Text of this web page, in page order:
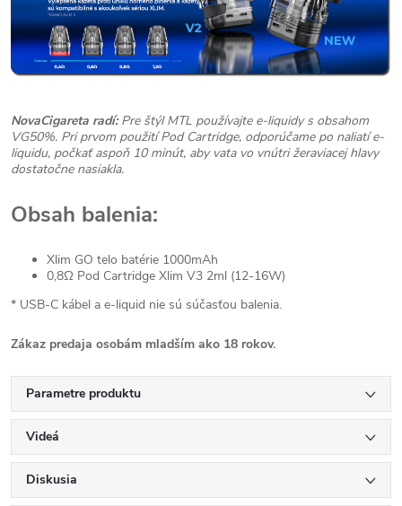
NovaCigareta radí:Pre štýl MTL používajte e-liquidy s obsahom
VG50%. Pri prvom použití Pod Cartridge, odporúčame po naliatí e-
liquidu, počkať aspoň 10 minút, aby vata vo vnútri žeraviacej hlavy
dostatočne nasiakla.
Obsah balenia:
Xlim GO telo batérie 1000mAh
0,8Ω Pod Cartridge Xlim V3 2ml (12-16W)
* USB-C kábel a e-liquid nie sú súčasťou balenia.
Zákaz predaja osobám mladším ako 18 rokov.
Parametre produktu
Videá
Diskusia